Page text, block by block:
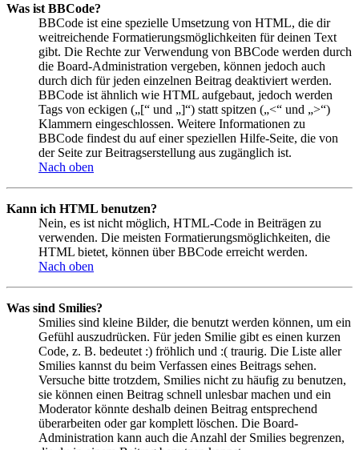
Was ist BBCode?
BBCode ist eine spezielle Umsetzung von HTML, die dir
weitreichende Formatierungsmöglichkeiten für deinen Text
gibt. Die Rechte zur Verwendung von BBCode werden durch
die Board-Administration vergeben, können jedoch auch
durch dich für jeden einzelnen Beitrag deaktiviert werden.
BBCode ist ähnlich wie HTML aufgebaut, jedoch werden
Tags von eckigen („[“ und „]“) statt spitzen („<“ und „>“)
Klammern eingeschlossen. Weitere Informationen zu
BBCode findest du auf einer speziellen Hilfe-Seite, die von
der Seite zur Beitragserstellung aus zugänglich ist.
Nach oben
Kann ich HTML benutzen?
Nein, es ist nicht möglich, HTML-Code in Beiträgen zu
verwenden. Die meisten Formatierungsmöglichkeiten, die
HTML bietet, können über BBCode erreicht werden.
Nach oben
Was sind Smilies?
Smilies sind kleine Bilder, die benutzt werden können, um ein
Gefühl auszudrücken. Für jeden Smilie gibt es einen kurzen
Code, z. B. bedeutet :) fröhlich und :( traurig. Die Liste aller
Smilies kannst du beim Verfassen eines Beitrags sehen.
Versuche bitte trotzdem, Smilies nicht zu häufig zu benutzen,
sie können einen Beitrag schnell unlesbar machen und ein
Moderator könnte deshalb deinen Beitrag entsprechend
überarbeiten oder gar komplett löschen. Die Board-
Administration kann auch die Anzahl der Smilies begrenzen,